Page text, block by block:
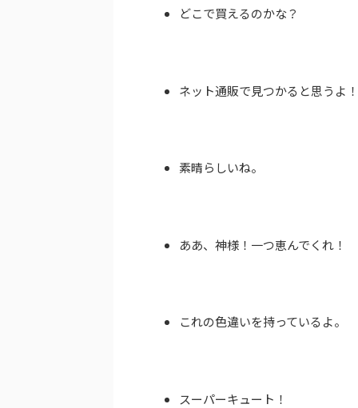
どこで買えるのかな？
ネット通販で見つかると思うよ！
素晴らしいね。
ああ、神様！一つ恵んでくれ！
これの色違いを持っているよ。
スーパーキュート！